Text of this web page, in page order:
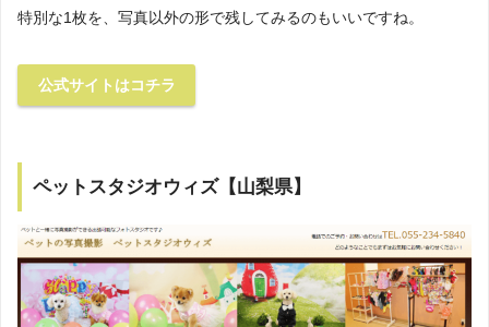
特別な1枚を、写真以外の形で残してみるのもいいですね。
公式サイトはコチラ
ペットスタジオウィズ【山梨県】